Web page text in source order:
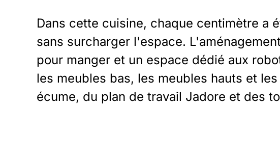
Dans cette cuisine, chaque centimètre a
sans surcharger l'espace.
pour manger et un espace dédié aux
les meubles bas, les meubles hauts et
écume, du plan de travail Jadore et des